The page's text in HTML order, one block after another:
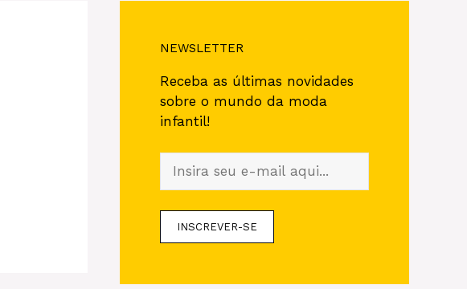
NEWSLETTER
Receba as últimas novidades
sobre o mundo da moda
infantil!